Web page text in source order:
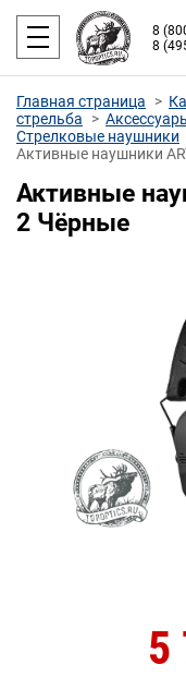
8
8
Главная страница
стрельба
Стрелковые наушники
Активные наушники
Активные
2 Чёрные
5